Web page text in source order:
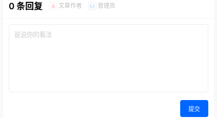
0 条回复 A 文章作者 M 管理员
提交